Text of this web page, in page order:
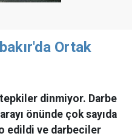
Ortak
tepkiler dinmiyor. Darbe
önünde çok sayıda
edildi ve darbeciler